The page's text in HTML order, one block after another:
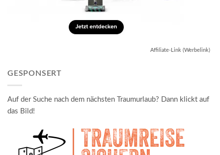
Affiliate-Link (Werbelink)
GESPONSERT
Auf der Suche nach dem nächsten Traumurlaub? Dann klickt auf
das Bild!